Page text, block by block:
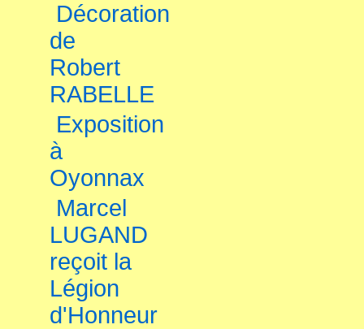
Décoration
de
Robert
RABELLE
Exposition
à
Oyonnax
Marcel
LUGAND
reçoit la
Légion
d'Honneur